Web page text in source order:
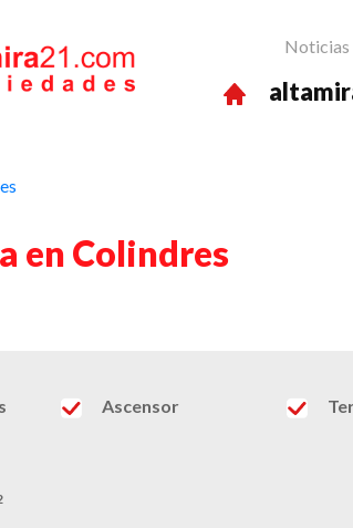
Noticias
en Colindres
Ascensor